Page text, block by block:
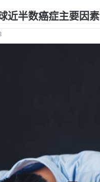
近半数癌症主要因素